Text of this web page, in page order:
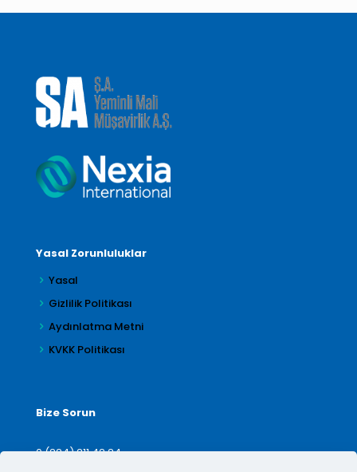
Yasal Zorunluluklar
Yasal
Gizlilik Politikası
Aydınlatma Metni
KVKK Politikası
Bize Sorun
0 (224) 211 42 24